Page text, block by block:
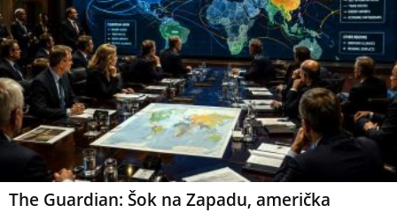
The Guardian: Šok na Zapadu, američka